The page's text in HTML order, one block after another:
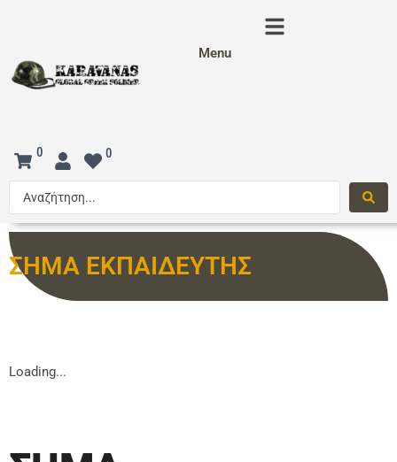
Menu
0 0
ΣΗΜΑ ΕΚΠΑΙΔΕΥΤΗΣ
Loading...